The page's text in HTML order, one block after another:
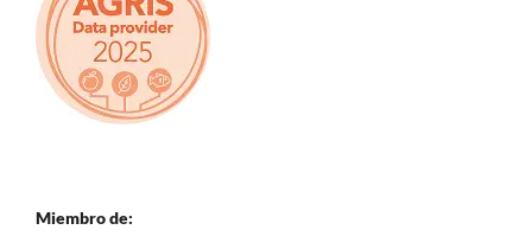
Miembro de: